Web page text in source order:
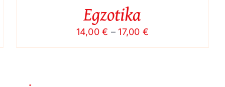
Egzotika
14,00€ – 17,00€
range: